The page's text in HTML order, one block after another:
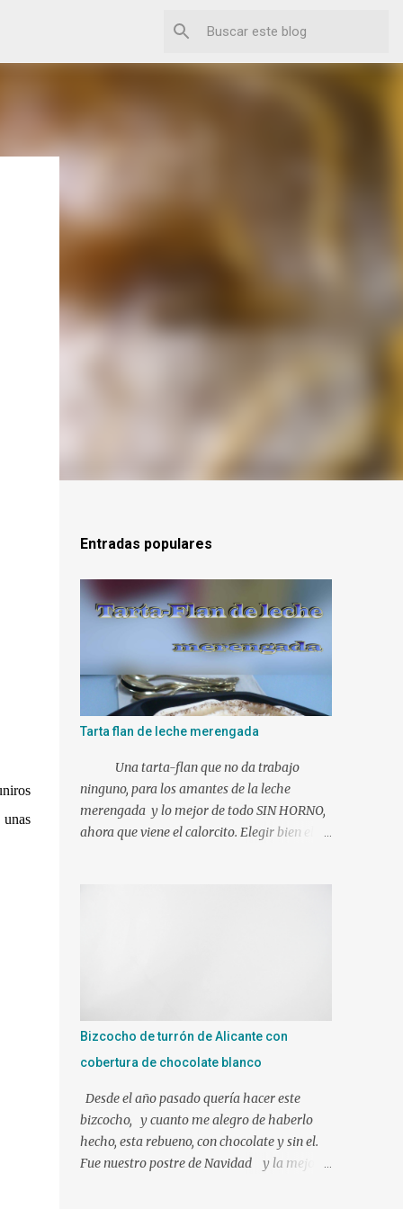
Entradas populares
Tarta flan de leche merengada
Una tarta-flan que no da trabajo
ninguno, para los amantes de la leche
merengada y lo mejor de todo SIN HORNO,
ahora que viene el calorcito. Elegir bien el
ingredientes si es posible a temperatura
nuestra mezcla, tuve las láminas de gelatina
en remojo en agua fría. Ponemos en el vaso
de la Thermomix todos los ingredientes y
programamos 10 min. 90º vel. 4 1 min. mas
a 90º y le puse bien escurrida la gelatina.
Bizcocho de turrón de Alicante con
cobertura de chocolate blanco
Desde el año pasado quería hacer este
bizcocho, y cuanto me alegro de haberlo
hecho, esta rebueno, con chocolate y sin el.
Fue nuestro postre de Navidad y la mejor